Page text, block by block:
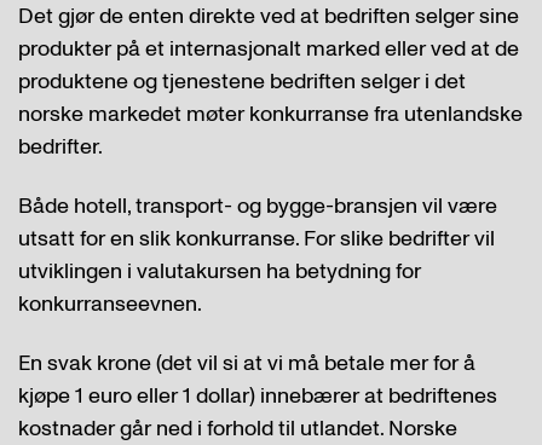
Det gjør de enten direkte ved at bedriften selger sine
produkter på et internasjonalt marked eller ved at de
produktene og tjenestene bedriften selger i det
norske markedet møter konkurranse fra utenlandske
bedrifter.
Både hotell, transport- og bygge-bransjen vil være
utsatt for en slik konkurranse. For slike bedrifter vil
utviklingen i valutakursen ha betydning for
konkurranseevnen.
En svak krone (det vil si at vi må betale mer for å
kjøpe 1 euro eller 1 dollar) innebærer at bedriftenes
kostnader går ned i forhold til utlandet. Norske